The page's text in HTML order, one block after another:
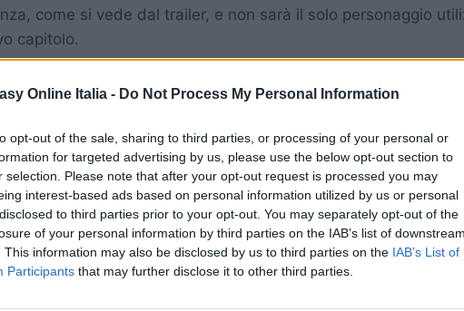
Online Italia - Do Not Process My Personal Information
opt-out of the sale, sharing to third parties, or processing of your personal or
for targeted advertising by us, please use the below opt-out section to
selection. Please note that after your opt-out request is processed you may
interest-based ads based on personal information utilized by us or personal
to third parties prior to your opt-out. You may separately opt-out of the
of your personal information by third parties on the IAB’s list of downstream
This information may also be disclosed by us to third parties on the IAB’s List of
Participants that may further disclose it to other third parties.
come si vede dal trailer, e non sarà il solo personaggio
capitolo.
affidato esclusivamente a Tetsuya Nomura, bensì
per PS2.
Nomura ci